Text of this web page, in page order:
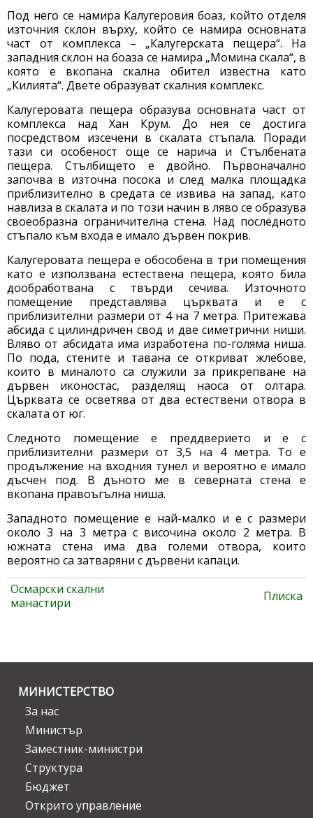
Под него се намира Калугеровия боаз, който отделя
източния склон върху, който се намира основната
част от комплекса – „Калугерската пещера“. На
западния склон на боаза се намира „Момина скала“, в
която е вкопана скална обител известна като
„Килията“. Двете образуват скалния комплекс.
Калугеровата пещера образува основната част от
комплекса над Хан Крум. До нея се достига
посредством изсечени в скалата стъпала. Поради
тази си особеност още се нарича и Стълбената
пещера. Стълбището е двойно. Първоначално
започва в източна посока и след малка площадка
приблизително в средата се извива на запад, като
навлиза в скалата и по този начин в ляво се образува
своеобразна ограничителна стена. Над последното
стъпало към входа е имало дървен покрив.
Калугеровата пещера е обособена в три помещения
като е използвана естествена пещера, която била
дообработвана с твърди сечива. Източното
помещение представлява църквата и е с
приблизителни размери от 4 на 7 метра. Притежава
абсида с цилиндричен свод и две симетрични ниши.
Вляво от абсидата има изработена по-голяма ниша.
По пода, стените и тавана се откриват жлебове,
които в миналото са служили за прикрепване на
дървен иконостас, разделящ наоса от олтара.
Църквата се осветява от два естествени отвора в
скалата от юг.
Следното помещение е преддверието и е с
приблизителни размери от 3,5 на 4 метра. То е
продължение на входния тунел и вероятно е имало
дъсчен под. В дъното ме в северната стена е
вкопана правоъгълна ниша.
Западното помещение е най-малко и е с размери
около 3 на 3 метра с височина около 2 метра. В
южната стена има два големи отвора, които
вероятно са затваряни с дървени капаци.
Осмарски скални
манастири
Плиска
МИНИСТЕРСТВО
За нас
Министър
Заместник-министри
Структура
Бюджет
Открито управление